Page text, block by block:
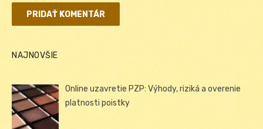
NAJNOVŠIE
Online uzavretie PZP: Výhody, riziká a overenie
platnosti poistky